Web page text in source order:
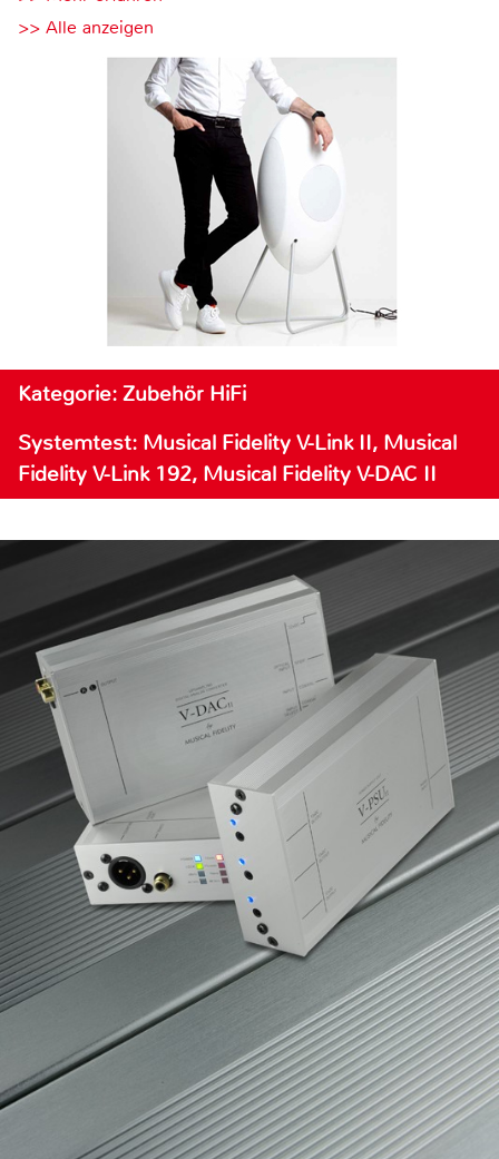
>> Alle anzeigen
Kategorie: Zubehör HiFi
Systemtest: Musical Fidelity V-Link II, Musical
Fidelity V-Link 192, Musical Fidelity V-DAC II